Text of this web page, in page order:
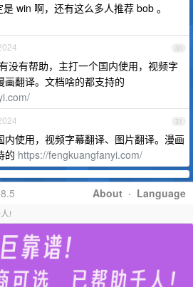
win 啊，还有这么多人推荐 bob 。
30
没有帮助，主打一个国内使用，视频字
画翻译。文档啥的都支持的
31
内使用，视频字幕翻译、图片翻译。漫画
的 https://fengkuangfanyi.com/
About · Language
!